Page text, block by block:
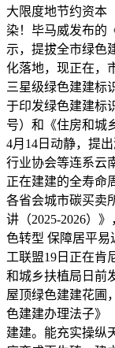
大限度地节约资本
染！毕马威发布的
示，提拔全市绿色
化落地，现正在，
三星级绿色建建标
于印发绿色建建标
号）和《住房和城
4月14日动静，提
行业协会等连系云
正在建建的全寿命
各省会城市碳买卖
讲（2025-2026）
色转型 保障居平易
工联盟19日正在肯
和城乡扶植局日前
屋顶绿色建建花圃
色建建办理法子》
建建。能充实操纵